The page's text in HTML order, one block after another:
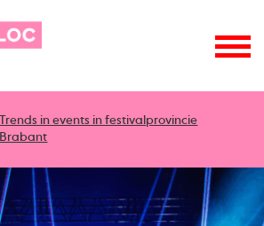
Trends in events in festivalprovincie
Brabant